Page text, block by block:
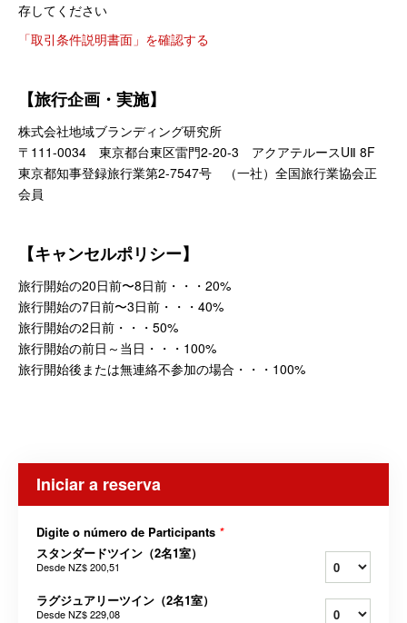
存してください
「取引条件説明書面」を確認する
【旅行企画・実施】
株式会社地域ブランディング研究所
〒111-0034 東京都台東区雷門2-20-3 アクアテルースUⅡ 8F
東京都知事登録旅行業第2-7547号 （一社）全国旅行業協会正
会員
【キャンセルポリシー】
旅行開始の20日前〜8日前・・・20%
旅行開始の7日前〜3日前・・・40%
旅行開始の2日前・・・50%
旅行開始の前日～当日・・・100%
旅行開始後または無連絡不参加の場合・・・100%
Iniciar a reserva
Digite o número de Participants *
スタンダードツイン（2名1室）
DesdeNZ$ 200,51
ラグジュアリーツイン（2名1室）
DesdeNZ$ 229,08